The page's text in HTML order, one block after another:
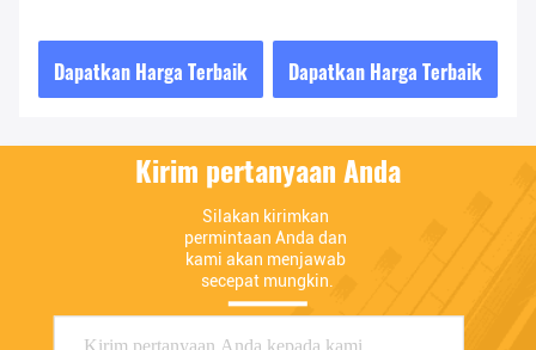
Terapung untuk Permainan
Air
Dapatkan Harga Terbaik Dapatkan Harga Terbaik
Kirim pertanyaan Anda
Silakan kirimkan
permintaan Anda dan
kami akan menjawab
secepat mungkin.